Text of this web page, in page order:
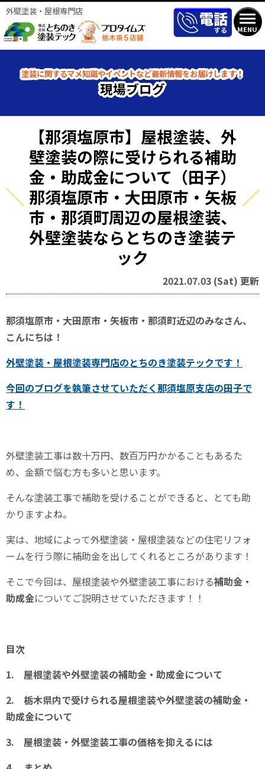
MENU
外壁塗装・屋根専門店
塗装に関するマメ知識やイベントなど最新情報をお届けします！
現場ブログ
【那須塩原市】屋根塗装、外
壁塗装の際に受けられる補助
金・助成金について（田子）
那須塩原市・大田原市・矢板
市・那須町周辺の屋根塗装、
外壁塗装ならとちのき塗装テ
ック
2021.07.03 (Sat) 更新
那須塩原市・大田原市・矢板市・那須町近辺のみなさん、
こんにちは！
外壁塗装・屋根塗装専門店のとちのき塗装テックです！
今回のブログを執筆させていただく那須塩原支店の田子で
す！
外壁塗装工事は数十万円、数百万円かかることもあるた
め、金額で悩む方も多いと思います。
そんな塗装工事で補助を受けることができると、とても助
かりますよね。
実は、地域によって外壁塗装・屋根塗装などの住宅リフォ
ームを行う際に補助金を出してくれるところがあります！
そこで今回は、屋根塗装や外壁塗装工事における補助金・
助成金についてご説明させていただきます！！
目次
1. 屋根塗装や外壁塗装の補助金・助成金について
2. 栃木県内で受けられる屋根塗装や外壁塗装の補助金・
助成金について
3. 屋根塗装・外壁塗装工事の価格を抑えるには